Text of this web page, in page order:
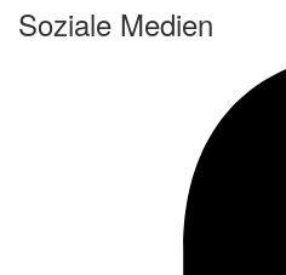
Soziale Medien